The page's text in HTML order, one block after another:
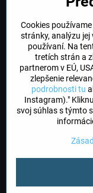
Otváracie
PO, UT, STR, ŠT:
PIA: 8.00 - 16.00
DogFriendly
Psíky sú u nás
Predvoľby
Cookies
stránky, analýzu
používaní. Na
tretích strán a
partnerom v EÚ,
zlepšenie
podrobnosti tu
Instagram)."
svoj súhlas s týmto